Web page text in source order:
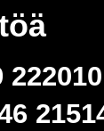
222010